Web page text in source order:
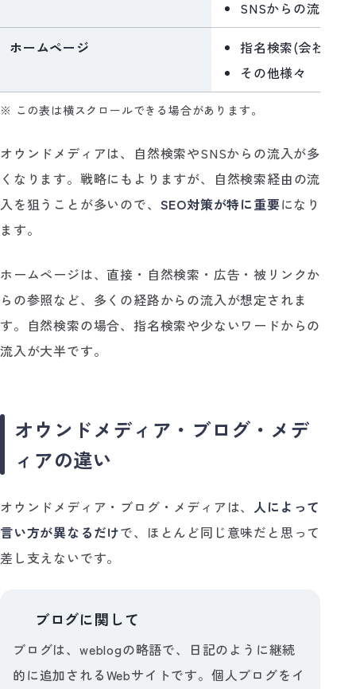
SNSからの流入
ホームページ
指名検索(会社名
その他様々
※ この表は横スクロールできる場合があります。
オウンドメディアは、自然検索やSNSからの流入が多
くなります。戦略にもよりますが、自然検索経由の流
入を狙うことが多いので、 SEO対策が特に重要になり
ます。
ホームページは、直接・自然検索・広告・被リンクか
らの参照など、多くの経路からの流入が想定されま
す。自然検索の場合、指名検索や少ないワードからの
流入が大半です。
オウンドメディア・ブログ・メデ
ィアの違い
オウンドメディア・ブログ・メディアは、 人によって
言い方が異なるだけで、ほとんど同じ意味だと思って
差し支えないです。
ブログに関して
ブログは、weblogの略語で、日記のように継続
的に追加されるWebサイトです。個人ブログをイ